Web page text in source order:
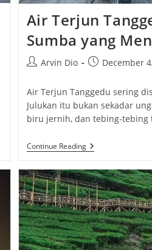
Air Terjun
Sumba yang
PostArvin Dio
PostDecember
Air Terjun Tanggedu sering
Julukan itu bukan sekadar
biru jernih, dan tebing-
Continue ReadingAir
Terjun
Surga
Tersembunyi
Di
Sumba
Yang
Menghipnotis
Setiap
Pelancong